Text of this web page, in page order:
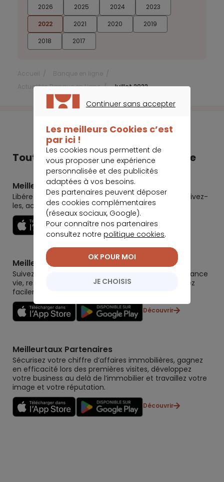
2026 2025 2024
2023
2022
2021 2020
2019
2018
2017
Actualités Banque en Ligne
Juillet 2022
Tout Meilleurtaux dans votre poche
Meilleurtaux
Libérez le potentiel de vos projets : préparez-les, suivez-
les, accomplissez-les.
Découvrir
Meilleurtaux Placement
Suivez la performance de tous vos contrats (assurance
vie, retraite, immobilier, défiscalisation) et re-versez
facilement. Garantie 0 paperasse.
Découvrir
Meilleurtaux Partenaires
Sécurisez votre chiffre d’affaires immobilières, gagnez
en efficacité lors des premières visites, développez
votre business au delà de l’immobilier et travaillez votre
image et votre réputation.
Découvrir
Continuer sans accepter
Les meilleurs Cookies c’est
par ici !
Les cookies nous permettent de
vous proposer une expérience
personnalisée et des publicités
adaptées à vos besoins.
Des partenaires peuvent déposer
des cookies complémentaires
(réseaux sociaux, Google).
Pour connaître nos partenaires
consultez notre politique cookies.
JE CHOISIS
OK POUR MOI